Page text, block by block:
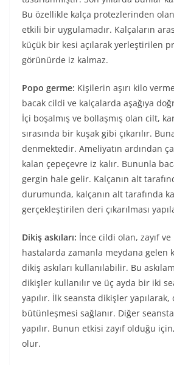
Bu özellikle kalça protezlerinden
etkili bir uygulamadır. Kalçaların
küçük bir kesi açılarak yerleştirilen
görünürde iz kalmaz.
Popo germe: Kişilerin aşırı kilo
bacak cildi ve kalçalarda aşağıya
İçi boşalmış ve bollaşmış olan cilt,
sırasında bir kuşak gibi çıkarılır.
denmektedir. Ameliyatın ardından
kalan çepeçevre iz kalır. Bununla
gergin hale gelir. Kalçanın alt
durumunda, kalçanın alt tarafında
gerçekleştirilen deri çıkarılması
Dikiş askıları: İnce cildi olan, zayıf
hastalarda zamanla meydana gelen
dikiş askıları kullanılabilir. Bu
dikişler kullanılır ve üç ayda bir iki
yapılır. İlk seansta dikişler
bütünleşmesi sağlanır. Diğer
yapılır. Bunun etkisi zayıf olduğu
olur.